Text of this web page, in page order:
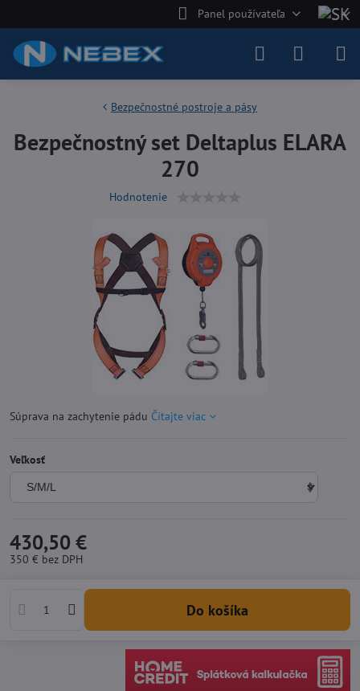
Panel používateľa
Bezpečnostné postroje a pásy
Bezpečnostný set Deltaplus ELARA
270
Hodnotenie
Súprava na zachytenie pádu Čítajte viac
Veľkosť
430,50 €
350 € bez DPH
Do košíka